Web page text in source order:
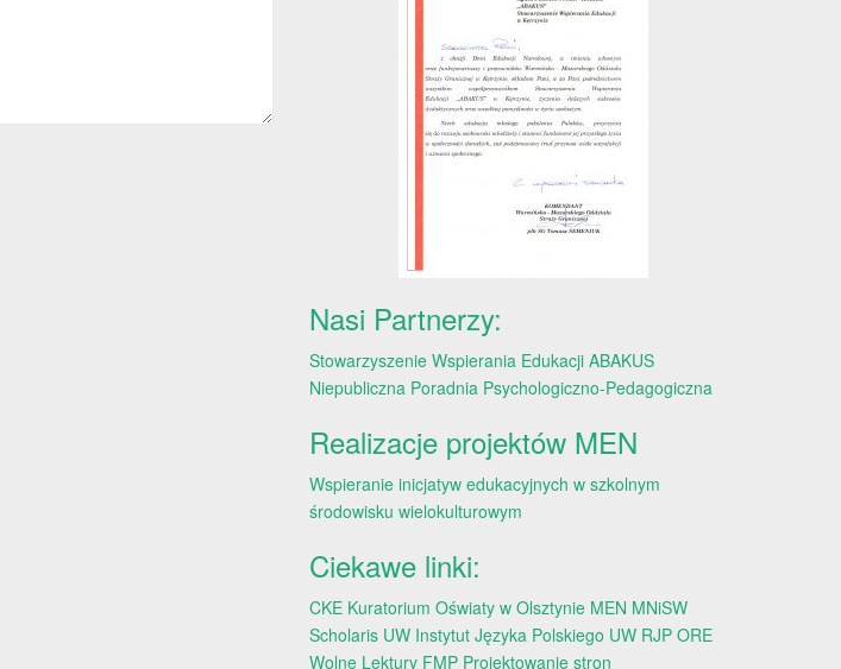
Nasi Partnerzy:
Stowarzyszenie Wspierania Edukacji ABAKUS
Niepubliczna Poradnia Psychologiczno-Pedagogiczna
Realizacje projektów MEN
Wspieranie inicjatyw edukacyjnych w szkolnym
środowisku wielokulturowym
Ciekawe linki:
CKE Kuratorium Oświaty w Olsztynie MEN MNiSW
Scholaris UW Instytut Języka Polskiego UW RJP ORE
Wolne Lektury FMP Projektowanie stron